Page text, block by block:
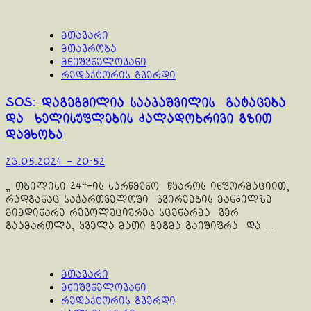
მთავარი
მთავრობა
მნიშვნელოვანი
რედაქტორის გვერდი
SOS: დაგეგმილია სააკაშვილის გატაცება
და ხელისუფლების ძალადობრივი გზით
დამხობა
23.05.2024 - 20:52
„ თბილისი 24“-ის სარწმუნო წყაროს ინფორმაციით,
რადგანაც საქართველოში კვირეების მანძილზე
მიმდინარე რევოლუციურმა სცენარმა ვერ
გაამართლა, ყველა მათი გეგმა გაიშიფრა და ...
მთავარი
მნიშვნელოვანი
რედაქტორის გვერდი